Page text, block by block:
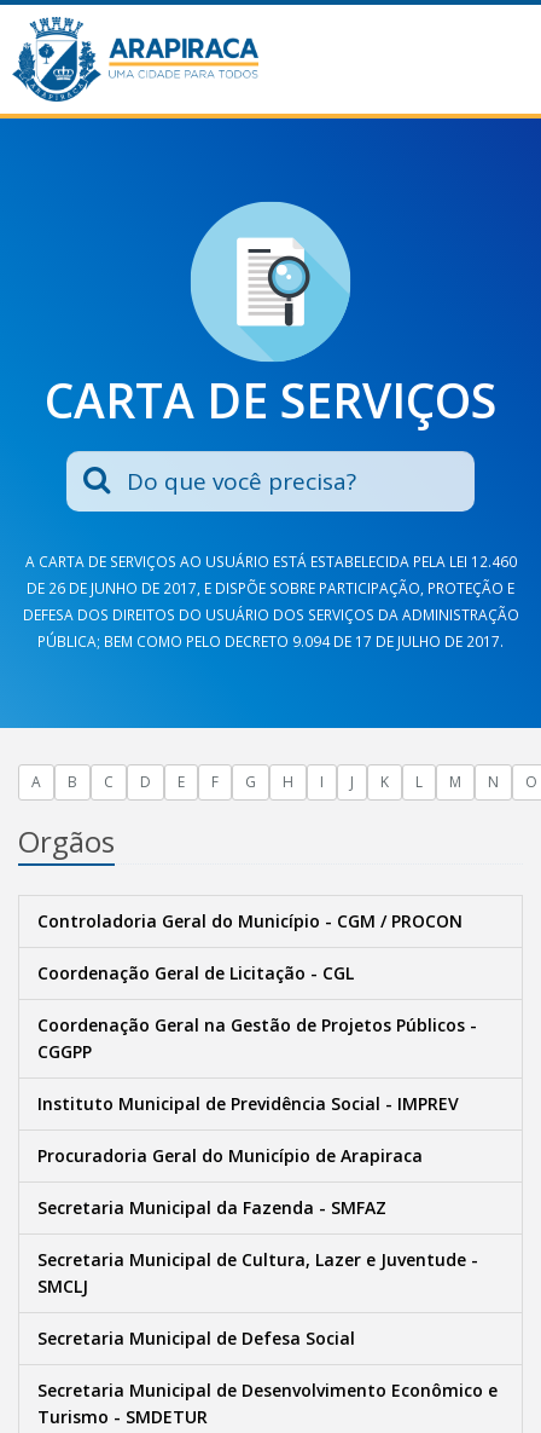
CARTA DE SERVIÇOS
A CARTA DE SERVIÇOS AO USUÁRIO ESTÁ ESTABELECIDA PELA LEI 12.460
DE 26 DE JUNHO DE 2017, E DISPÕE SOBRE PARTICIPAÇÃO, PROTEÇÃO E
DEFESA DOS DIREITOS DO USUÁRIO DOS SERVIÇOS DA ADMINISTRAÇÃO
PÚBLICA; BEM COMO PELO DECRETO 9.094 DE 17 DE JULHO DE 2017.
A B C D E F G H I J K L M N O
Orgãos
Controladoria Geral do Município - CGM / PROCON
Coordenação Geral de Licitação - CGL
Coordenação Geral na Gestão de Projetos Públicos -
CGGPP
Instituto Municipal de Previdência Social - IMPREV
Procuradoria Geral do Município de Arapiraca
Secretaria Municipal da Fazenda - SMFAZ
Secretaria Municipal de Cultura, Lazer e Juventude -
SMCLJ
Secretaria Municipal de Defesa Social
Secretaria Municipal de Desenvolvimento Econômico e
Turismo - SMDETUR